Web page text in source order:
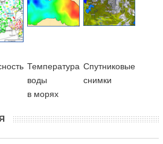
Температура
воды
в морях
Cпутниковые
снимки